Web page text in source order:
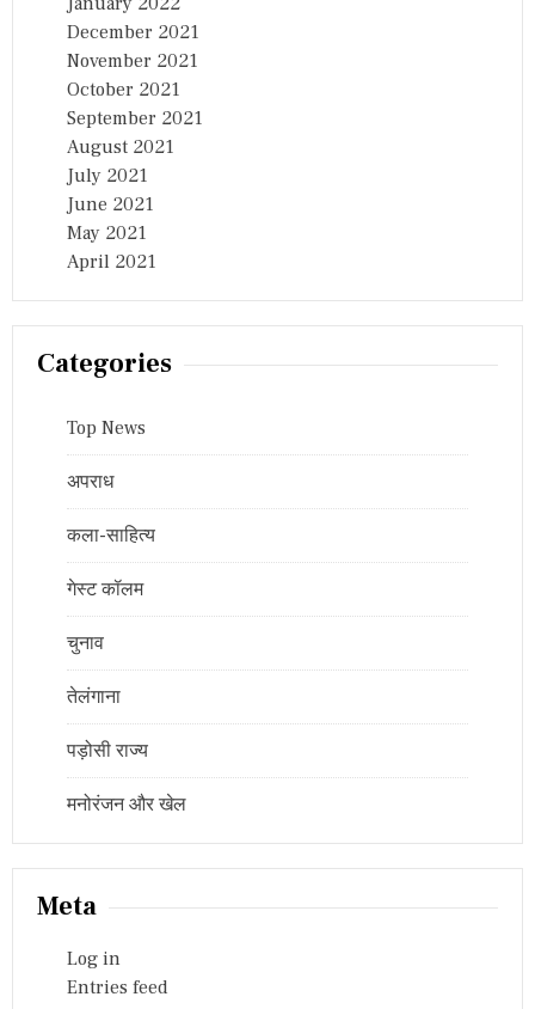
December 2021
November 2021
October 2021
September 2021
August 2021
July 2021
June 2021
May 2021
April 2021
Categories
Top News
अपराध
कला-साहित्य
गेस्ट कॉलम
चुनाव
तेलंगाना
पड़ोसी राज्य
मनोरंजन और खेल
Meta
Log in
Entries feed